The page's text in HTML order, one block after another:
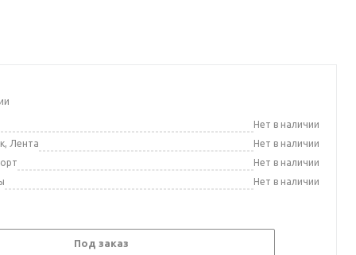
Нет в наличии
Лента
Нет в наличии
Нет в наличии
Нет в наличии
Под заказ